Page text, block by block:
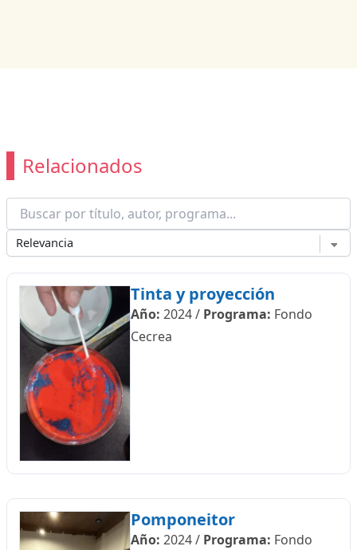
Relacionados
Tinta y proyección
Año: 2024/ Programa: Fondo
Cecrea
Pomponeitor
Año: 2024/ Programa: Fondo